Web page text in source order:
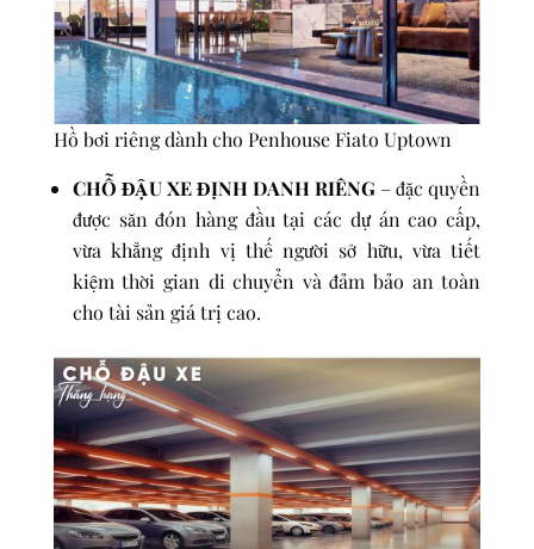
Hồ bơi riêng dành cho Penhouse Fiato Uptown
CHỖ ĐẬU XE ĐỊNH DANH RIÊNG – đặc quyền
được săn đón hàng đầu tại các dự án cao cấp,
vừa khẳng định vị thế người sở hữu, vừa tiết
kiệm thời gian di chuyển và đảm bảo an toàn
cho tài sản giá trị cao.